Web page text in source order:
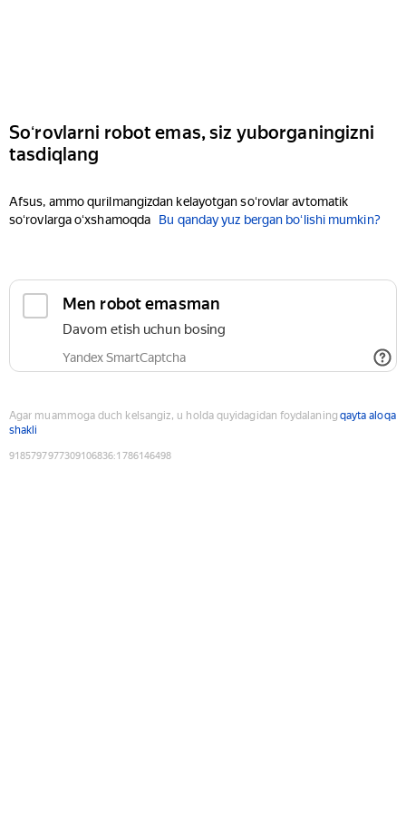
Soʻrovlarni robot emas, siz yuborganingizni
tasdiqlang
Afsus, ammo qurilmangizdan kelayotgan soʻrovlar avtomatik
soʻrovlarga oʻxshamoqda
Bu qanday yuz bergan boʻlishi mumkin?
Men robot emasman
Davom etish uchun bosing
Yandex SmartCaptcha
Agar muammoga duch kelsangiz, u holda quyidagidan foydalaning qayta aloqa
shakli
9185797977309106836:1786146498